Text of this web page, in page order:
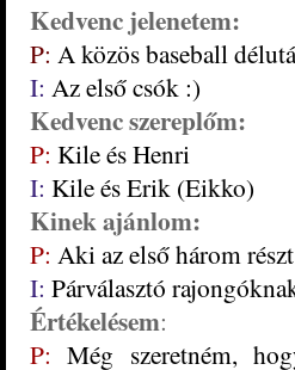
Kedvenc jelenetem:
P: A közös baseball
I: Az első csók :)
Kedvenc szereplőm:
P: Kile és Henri
I: Kile és Erik (Eikko)
Kinek ajánlom:
P: Aki az első három
I: Párválasztó
Értékelésem:
P: Még szeretném,